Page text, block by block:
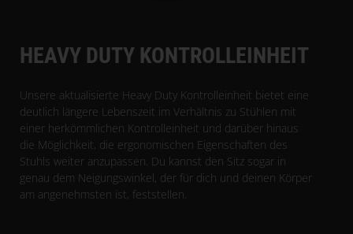
HEAVY DUTY KONTROLLEINHEIT
Unsere aktualisierte Heavy Duty Kontrolleinheit bietet eine
deutlich längere Lebenszeit im Verhältnis zu Stühlen mit
einer herkömmlichen Kontrolleinheit und darüber hinaus
die Möglichkeit, die ergonomischen Eigenschaften des
Stuhls weiter anzupassen. Du kannst den Sitz sogar in
genau dem Neigungswinkel, der für dich und deinen Körper
am angenehmsten ist, feststellen.